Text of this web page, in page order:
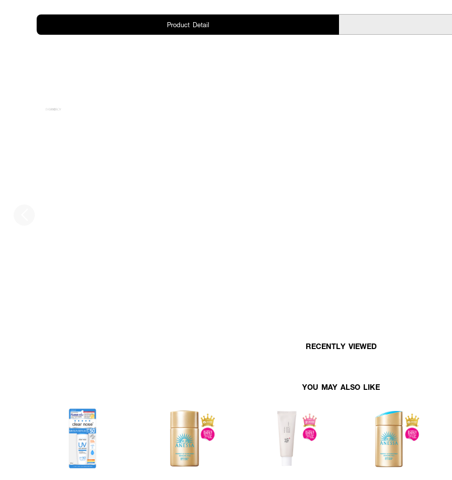
Product Detail
RECENTLY VIEWED
YOU MAY ALSO LIKE